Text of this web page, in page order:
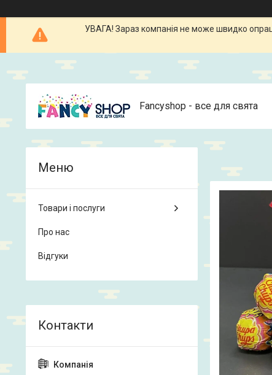
УВАГА! Зараз компанія не може швидко
Fancyshop - все для свята
Товари і послуги
Про нас
Відгуки